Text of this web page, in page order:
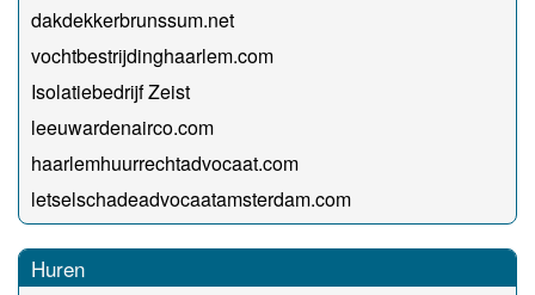
dakdekkerbrunssum.net
vochtbestrijdinghaarlem.com
Isolatiebedrijf Zeist
leeuwardenairco.com
haarlemhuurrechtadvocaat.com
letselschadeadvocaatamsterdam.com
Huren